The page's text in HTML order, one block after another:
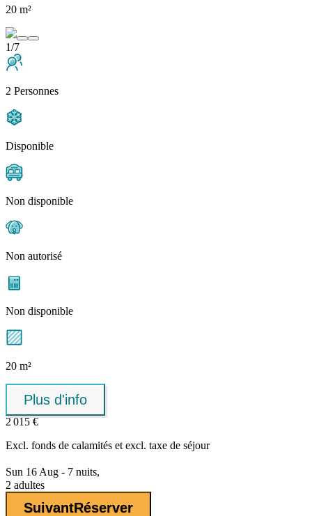
20 m²
1/7
2 Personnes
Disponible
Non disponible
Non autorisé
Non disponible
20 m²
Plus d'info
2 015 €
Excl. fonds de calamités et excl. taxe de séjour
Sun 16 Aug - 7 nuits,
2 adultes
SuivantRéserver